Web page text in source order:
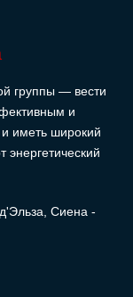
группы — вести
и
иметь широкий
энергетический
Сиена -